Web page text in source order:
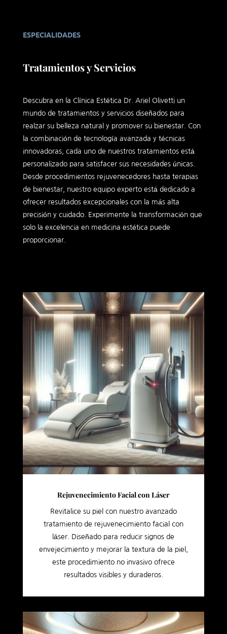
ESPECIALIDADES
Tratamientos y Servicios
Descubra en la Clínica Estética Dr. Ariel Olivetti un
mundo de tratamientos y servicios diseñados para
realzar su belleza natural y promover su bienestar. Con
la combinación de tecnología avanzada y técnicas
innovadoras, cada uno de nuestros tratamientos está
personalizado para satisfacer sus necesidades únicas.
Desde procedimientos rejuvenecedores hasta terapias
de bienestar, nuestro equipo experto está dedicado a
ofrecer resultados excepcionales con la más alta
precisión y cuidado. Experimente la transformación que
solo la excelencia en medicina estética puede
proporcionar.
Rejuvenecimiento Facial con Láser
Revitalice su piel con nuestro avanzado
tratamiento de rejuvenecimiento facial con
láser. Diseñado para reducir signos de
envejecimiento y mejorar la textura de la piel,
este procedimiento no invasivo ofrece
resultados visibles y duraderos.